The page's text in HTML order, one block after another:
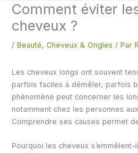
Comment éviter
cheveux ?
/ Beauté, Cheveux & Ongles / Par
Les cheveux longs ont souvent
parfois faciles à démêler, parfois
phénomène peut concerner les
notamment chez les personnes
Comprendre ses causes permet
Pourquoi les cheveux s’emmêlent-